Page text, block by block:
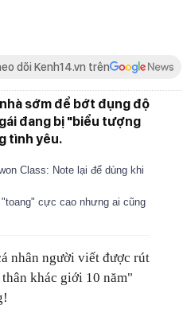
dõi Kenh14.vn trên
sớm để bớt đụng độ
đang bị "biểu tượng
tình yêu.
Class: Note lại để dùng khi
cực cao nhưng ai cũng
nhân người viết được rút
khác giới 10 năm"